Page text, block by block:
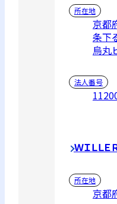
所在地
京都
条下
烏丸
法人番号
ＷＩＬＬ
所在地
京都